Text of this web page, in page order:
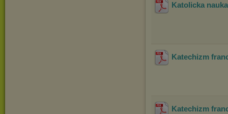
Katolicka
Katechizm
Katechizm